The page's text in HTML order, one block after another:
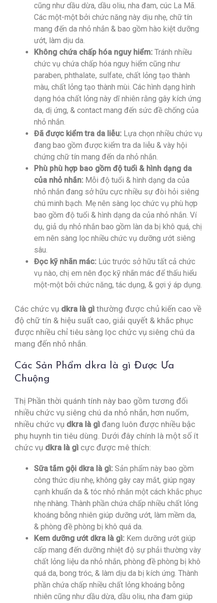
cũng như dầu dừa, dầu oliu, nha đam, cúc La Mã.
Các một-một bởi chức năng này dịu nhẹ, chữ tín
mang đến da nhỏ nhắn & bao gồm hào kiệt dưỡng
ướt, làm dịu da.
Không chứa chấp hóa nguy hiểm: Tránh nhiều
chức vụ chứa chấp hóa nguy hiểm cũng như
paraben, phthalate, sulfate, chất lỏng tạo thành
màu, chất lỏng tạo thành mùi. Các hình dạng hình
dạng hóa chất lỏng này dĩ nhiên rằng gây kích ứng
da, dị ứng, & contact mang đến sức đề chống của
nhỏ nhắn.
Đã được kiểm tra da liễu: Lựa chọn nhiều chức vụ
đang bao gồm được kiểm tra da liễu & vày hội
chứng chữ tín mang đến da nhỏ nhắn.
Phù phù hợp bao gồm độ tuổi & hình dạng da
của nhỏ nhắn: Mỗi độ tuổi & hình dạng da của
nhỏ nhắn đang sở hữu cực nhiều sự đòi hỏi siêng
chú minh bạch. Mẹ nên sàng lọc chức vụ phù hợp
bao gồm độ tuổi & hình dạng da của nhỏ nhắn. Ví
dụ, giả dụ nhỏ nhắn bao gồm làn da bị khô quá, chị
em nên sàng lọc nhiều chức vụ dưỡng ướt siêng
sâu.
Đọc kỹ nhãn mác: Lúc trước sở hữu tất cả chức
vụ nào, chị em nên đọc kỹ nhãn mác để thấu hiểu
một-một bởi chức năng, tác dụng, & gợi ý áp dụng.
Các chức vụ dkra là gì thường được chủ kiến cao về
độ chữ tín & hiệu suất cao, giải quyết & khắc phục
được nhiều chỉ tiêu sàng lọc chức vụ siêng chú da
mang đến nhỏ nhắn.
Các Sản Phẩm dkra là gì Được Ưa
Chuộng
Thị Phần thời quánh tính này bao gồm tương đối
nhiều chức vụ siêng chú da nhỏ nhắn, hơn nuốm,
nhiều chức vụ dkra là gì đang luôn được nhiều bậc
phụ huynh tin tiêu dùng. Dưới đây chính là một số ít
chức vụ dkra là gì cực được mê thích:
Sữa tắm gội dkra là gì: Sản phẩm này bao gồm
công thức dịu nhẹ, không gây cay mắt, giúp ngay
cạnh khuẩn da & tóc nhỏ nhắn một cách khắc phục
nhẹ nhàng. Thành phần chứa chấp nhiều chất lỏng
khoáng bỗng nhiên giúp dưỡng ướt, làm mềm da,
& phòng đề phòng bị khô quá da.
Kem dưỡng ướt dkra là gì: Kem dưỡng ướt giúp
cấp mang đến dưỡng nhiệt độ sự phải thường vày
chất lỏng liệu da nhỏ nhắn, phòng đề phòng bị khô
quá da, bong tróc, & làm dịu da bị kích ứng. Thành
phần chứa chấp nhiều chất lỏng khoáng bỗng
nhiên cũng như dầu dừa, dầu oliu, nha đam giúp